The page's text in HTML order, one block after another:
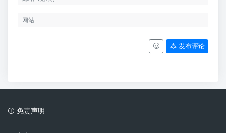
发布评论
免责声明